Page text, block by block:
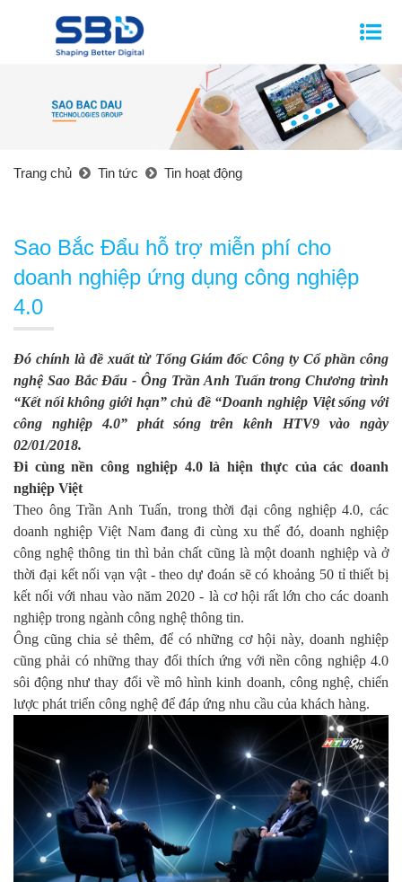
Trang chủ Tin tức Tin hoạt động
Sao Bắc Đẩu hỗ trợ miễn phí cho
doanh nghiệp ứng dụng công nghiệp
4.0
Đó chính là đề xuất từ Tổng Giám đốc Công ty Cổ phần công
nghệ Sao Bắc Đẩu - Ông Trần Anh Tuấn trong Chương trình
“Kết nối không giới hạn” chủ đề “Doanh nghiệp Việt sống với
công nghiệp 4.0” phát sóng trên kênh HTV9 vào ngày
02/01/2018.
Đi cùng nền công nghiệp 4.0 là hiện thực của các doanh
nghiệp Việt
Theo ông Trần Anh Tuấn, trong thời đại công nghiệp 4.0, các
doanh nghiệp Việt Nam đang đi cùng xu thế đó, doanh nghiệp
công nghệ thông tin thì bản chất cũng là một doanh nghiệp và ở
thời đại kết nối vạn vật - theo dự đoán sẽ có khoảng 50 tỉ thiết bị
kết nối với nhau vào năm 2020 - là cơ hội rất lớn cho các doanh
nghiệp trong ngành công nghệ thông tin.
Ông cũng chia sẻ thêm, để có những cơ hội này, doanh nghiệp
cũng phải có những thay đổi thích ứng với nền công nghiệp 4.0
sôi động như thay đổi về mô hình kinh doanh, công nghệ, chiến
lược phát triển công nghệ để đáp ứng nhu cầu của khách hàng.